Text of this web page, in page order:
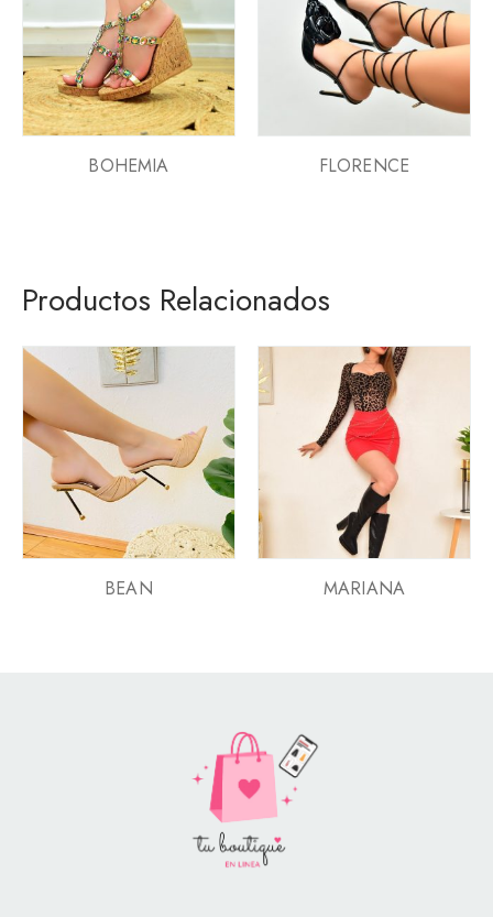
BOHEMIA FLORENCE
Productos Relacionados
BEAN MARIANA